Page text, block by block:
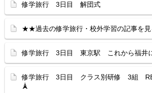
修学旅行 3日目 解団式
★★過去の修学旅行・校外学習の記事を
修学旅行 3日目 東京駅 これから福井
修学旅行 3日目 クラス別研修 3組
🗼